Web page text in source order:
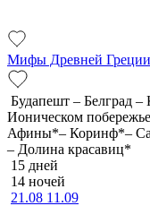
Мифы Древней
Будапешт – Белград
Ионическом
Афины*– Коринф*–
– Долина красавиц*
15 дней
14 ночей
21.08 11.09